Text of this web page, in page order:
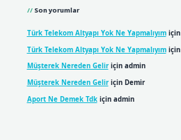
Son yorumlar
Türk Telekom Altyapı Yok Ne Yapmalıyımiçin
Türk Telekom Altyapı Yok Ne Yapmalıyımiçin
Müşterek Nereden Geliriçin admin
Müşterek Nereden Geliriçin Demir
Aport Ne Demek Tdkiçin admin